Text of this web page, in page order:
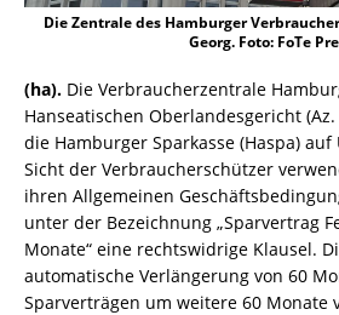
Die Zentrale des Hamburger
Georg. Foto: FoTe
(ha). Die Verbraucherzentrale
Hanseatischen Oberlandesgericht (Az.
die Hamburger Sparkasse (Haspa)
Sicht der Verbraucherschützer
ihren Allgemeinen
unter der Bezeichnung „Sparvertrag
Monate“ eine rechtswidrige Klausel.
automatische Verlängerung von 60
Sparverträgen um weitere 60 Monate